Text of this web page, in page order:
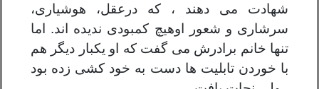
شهادت می دهند ، که درعقل، هوشیاری،
سرشاری و شعور اوهیچ کمبودی ندیده اند. اما
تنها خانم برادرش می گفت که او یکبار دیگر هم
با خوردن تابلیت ها دست به خود کشی زده بود